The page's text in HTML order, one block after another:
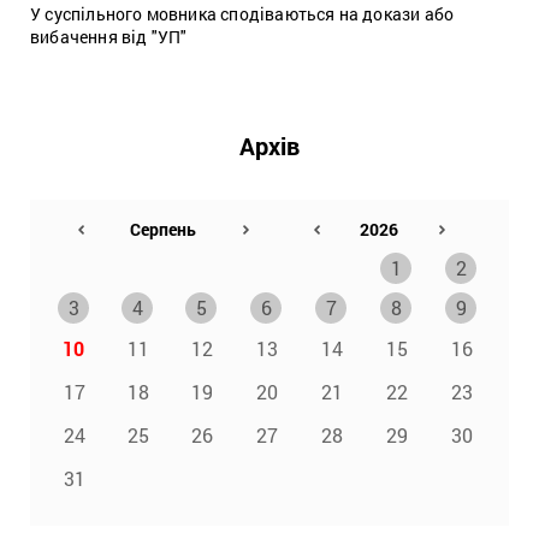
У суспільного мовника сподіваються на докази або
вибачення від "УП"
Архів
1
2
3
4 5 6 7 8
9
10
11 12 13 14 15
16
17
18 19 20 21 22
23
24
25 26 27 28 29
30
31